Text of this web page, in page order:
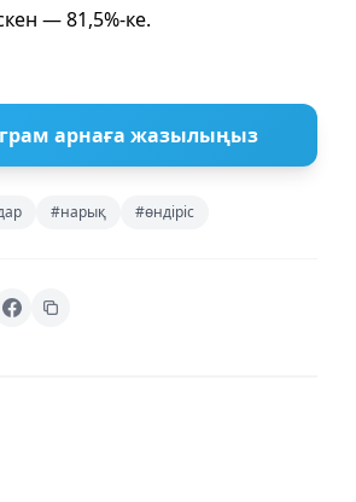
— 81,5%-ке.
арнаға жазылыңыз
#нарық #өндіріс